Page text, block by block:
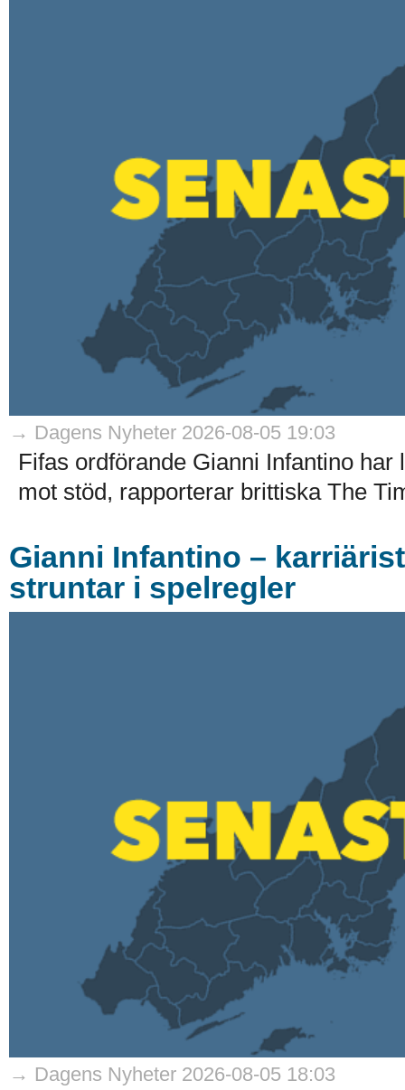
→ Dagens Nyheter 2026-08-05 19:03
Fifas ordförande Gianni Infantino
mot stöd, rapporterar brittiska The
Gianni Infantino –
struntar i spelregler
→ Dagens Nyheter 2026-08-05 18:03